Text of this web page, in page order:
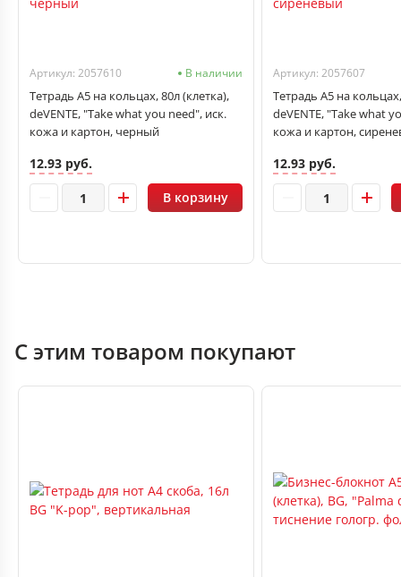
Артикул: 2057610 В наличии
Тетрадь А5 на кольцах, 80л (клетка),
deVENTE, "Take what you need", иск.
кожа и картон, черный
12.93 руб.
В корзину
Артикул: 2057607
Тетрадь А5 на
deVENTE, "Take what
кожа и картон,
12.93 руб.
С этим товаром покупают